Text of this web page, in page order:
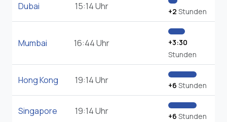
Dubai 15:14 Uhr +2 Stunden
Mumbai 16:44 Uhr
+3:30
Stunden
Hong Kong 19:14 Uhr +6 Stunden
Singapore 19:14 Uhr +6 Stunden